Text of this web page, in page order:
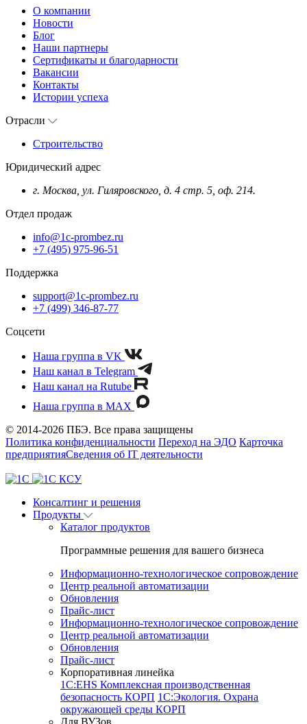
О компании
Новости
Блог
Наши партнеры
Сертификаты и благодарности
Вакансии
Контакты
Истории успеха
Отрасли
Строительство
Юридический адрес
г. Москва, ул. Гиляровского, д. 4 стр. 5, оф. 214.
Отдел продаж
info@1c-prombez.ru
+7 (495) 975-96-51
Поддержка
support@1c-prombez.ru
+7 (499) 346-87-77
Соцсети
Наша группа в VK
Наш канал в Telegram
Наш канал на Rutube
Наша группа в MAX
© 2014-2026 ПБЭ. Все права защищены
Политика конфиденциальности Переход на ЭДО Карточка
предприятияСведения об IT деятельности
Консалтинг и решения
Продукты
Каталог продуктов
Программные решения для вашего бизнеса
Информационно-технологическое сопровождение
Центр реальной автоматизации
Обновления
Прайс-лист
Информационно-технологическое сопровождение
Центр реальной автоматизации
Обновления
Прайс-лист
Корпоративная линейка
1С:EHS Комплексная производственная
безопасность КОРП 1С:Экология. Охрана
окружающей среды КОРП
Для ВУЗов